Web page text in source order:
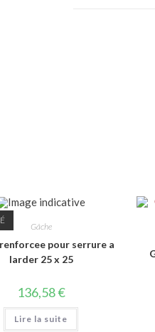
Gâche
pour serrure a
larder 25 x 25
136,58€
Lire la suite